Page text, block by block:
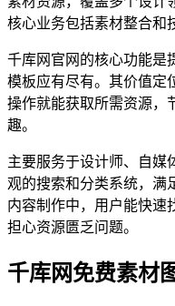
核心业务包括素材整合和
千库网官网的核心功能是
模板应有尽有。其价值定
操作就能获取所需资源，
趣。
主要服务于设计师、自媒
观的搜索和分类系统，满
内容制作中，用户能快速
担心资源匮乏问题。
千库网免费素材